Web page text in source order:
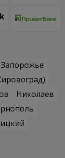
Запорожье
Николаев